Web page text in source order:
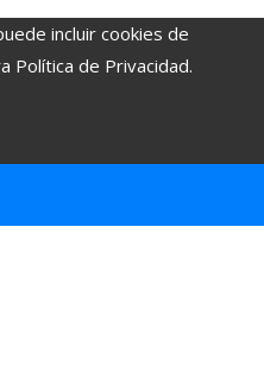
incluir cookies de
Política de Privacidad.